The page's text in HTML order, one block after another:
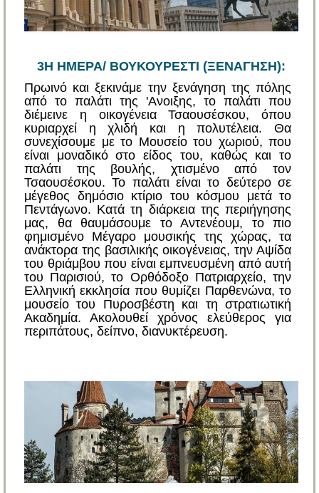
3Η ΗΜΕΡΑ/ ΒΟΥΚΟΥΡΕΣΤΙ (ΞΕΝΑΓΗΣΗ):
Πρωινό και ξεκινάμε την ξενάγηση της πόλης
από το παλάτι της 'Ανοιξης, το παλάτι που
διέμεινε η οικογένεια Τσαουσέσκου, όπου
κυριαρχεί η χλιδή και η πολυτέλεια. Θα
συνεχίσουμε με το Μουσείο του χωριού, που
είναι μοναδικό στο είδος του, καθώς και το
παλάτι της βουλής, χτισμένο από τον
Τσαουσέσκου. Το παλάτι είναι το δεύτερο σε
μέγεθος δημόσιο κτίριο του κόσμου μετά το
Πεντάγωνο. Κατά τη διάρκεια της περιήγησης
μας, θα θαυμάσουμε το Αντενέουμ, το πιο
φημισμένο Μέγαρο μουσικής της χώρας, τα
ανάκτορα της βασιλικής οικογένειας, την Αψίδα
του θριάμβου που είναι εμπνευσμένη από αυτή
του Παρισιού, το Ορθόδοξο Πατριαρχείο, την
Ελληνική εκκλησία που θυμίζει Παρθενώνα, το
μουσείο του Πυροσβέστη και τη στρατιωτική
Ακαδημία. Ακολουθεί χρόνος ελεύθερος για
περιπάτους, δείπνο, διανυκτέρευση.